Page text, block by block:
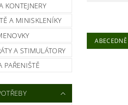
KONTEJNERY
A MINISKLENÍKY
A STIMULÁTORY
PAŘENIŠTĚ
ABECEDNĚ